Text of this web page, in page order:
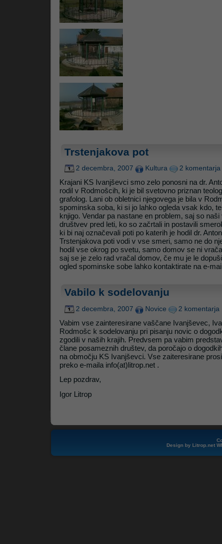
Trstenjakova pot
2 decembra, 2007 Kultura 2 komentarja
Krajani KS Ivanjševci smo zelo ponosni na dr.
rodil v Rodmošcih, ki je bil svetovno priznan
grafolog. Lani ob obletnici njegovega je bila v
spominska soba, ki si jo lahko ogleda vsak kdo,
knjigo. Vendar pa nastane en problem, saj so
društvev pred leti, ko so začrtali in postavili
ki bi naj označevali poti po katerih je hodil dr.
Trstenjakova poti vodi v vse smeri, samo ne do
hodil vse okrog po svetu, samo domov se ni
saj se je zelo rad vračal domov, če mu je le
ogled spominske sobe lahko kontaktirate na e-
Vabilo k sodelovanju
2 decembra, 2007 Novice 2 komentarja
Vabim vse zainteresirane vaščane Ivanjševec,
Rodmošc k sodelovanju pri pisanju novic o
zgodili v naših krajih. Predvsem pa vabim
člane posameznih društev, da poročajo o
na območju KS Ivanjševci. Vse zaiteresirane
preko e-maila info(at)litrop.net .
Lep pozdrav,
Igor Litrop
Design by Litrop.net